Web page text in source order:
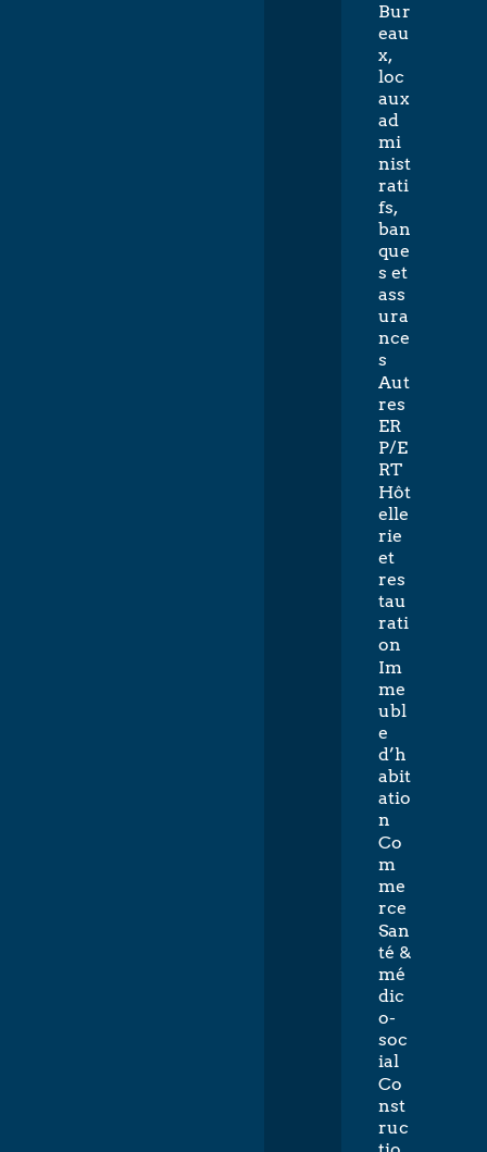
Bur
eau
x,
loc
aux
ad
mi
nist
rati
fs,
ban
que
s et
ass
ura
nce
s
Aut
res
ER
P/E
RT
Hôt
elle
rie
et
res
tau
rati
on
Im
me
ubl
e
d’h
abit
atio
n
Co
m
me
rce
San
té &
mé
dic
o-
soc
ial
Co
nst
ruc